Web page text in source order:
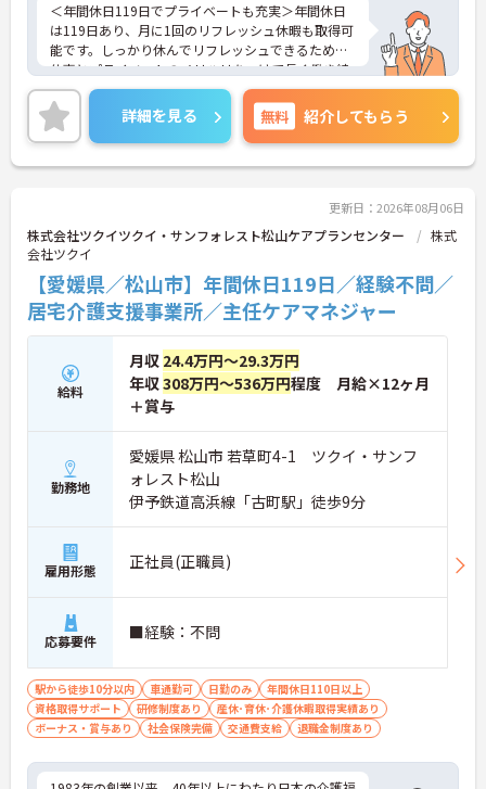
＜年間休日119日でプライベートも充実＞年間休日
は119日あり、月に1回のリフレッシュ休暇も取得可
能です。しっかり休んでリフレッシュできるため、
仕事とプライベートのメリハリをつけて長く働き続
けられます。ワークライフバランスを重視したい方
にも安心の環境です。
＜少人数でじっくり向き合う「アットホームなケ
ア」＞
認知症の高齢者の方が少人数のユニット単位で共同
異なり、お一人おひとりに寄り添った丁寧なケアが
できるのが最大の魅力です。食事や入浴の介助だけ
でなく、一緒にレクリエーションを楽しんだり、食
事を作ったりと、家庭的な雰囲気の中で精神的な安
定や自立を支えます。利用者様との距離が近く、
日々のふれあいを大切にしたい方にぴったりの職場
です。
詳細を見る 無料 紹介してもらう
更新日：2026年08月06日
株式会社ツクイツクイ・サンフォレスト松山ケアプランセンター
株式
会社ツクイ
【愛媛県／松山市】年間休日119日／経験不問／
居宅介護支援事業所／主任ケアマネジャー
給料
月収 24.4万円～29.3万円
年収308万円～536万円程度 月給×12ヶ月
＋賞与
勤務地
愛媛県 松山市 若草町4-1 ツクイ・サンフ
ォレスト松山
伊予鉄道高浜線「古町駅」徒歩9分
雇用形態 正社員(正職員)
応募要件 ■経験：不問
駅から徒歩10分以内 車通勤可 日勤のみ
年間休日110日以上
資格取得サポート
研修制度あり
産休･育休･介護休暇取得実績あり
ボーナス・賞与あり
社会保険完備 交通費支給 退職金制度あり